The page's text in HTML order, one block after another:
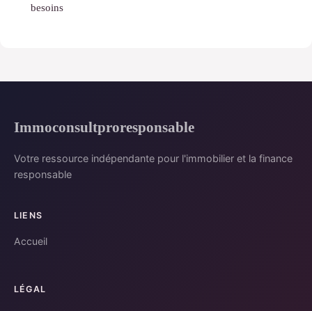
besoins
Immoconsultproresponsable
Votre ressource indépendante pour l'immobilier et la finance
responsable
LIENS
Accueil
LÉGAL